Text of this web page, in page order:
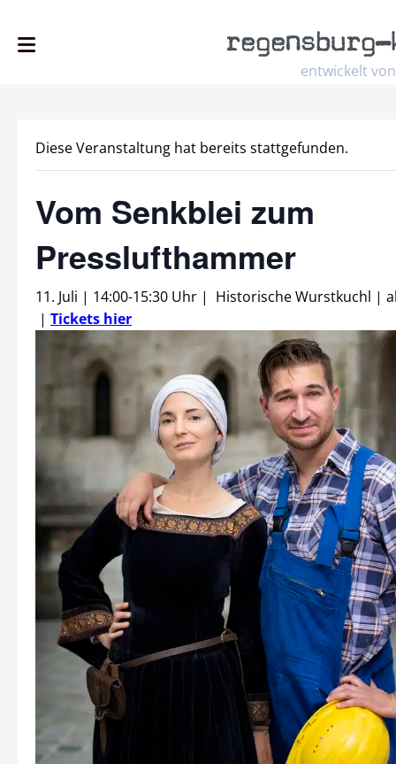
entwickelt von
regensburg–
Diese Veranstaltung hat bereits stattgefunden.
Vom Senkblei zum
Presslufthammer
11. Juli | 14:00-15:30 Uhr | Historische Wurstkuchl |
| Tickets hier